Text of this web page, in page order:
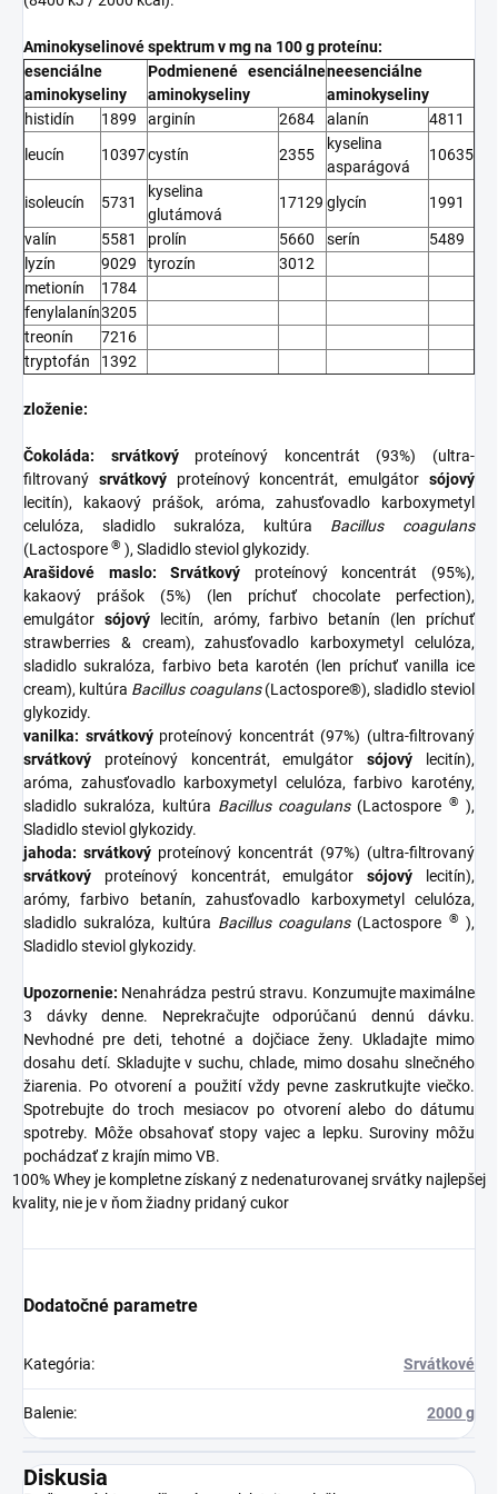
Aminokyselinové spektrum v mg na 100 g proteínu:
esenciálne
aminokyseliny
Podmienené esenciálne
aminokyseliny
neesenciálne
aminokyseliny
histidín
1899 arginín 2684 alanín
4811
leucín
10397cystín 2355
kyselina
asparágová
10635
isoleucín 5731
kyselina
glutámová
17129 glycín 1991
valín 5581 prolín 5660 serín
5489
lyzín
9029 tyrozín
3012
metionín
1784
fenylalanín3205
treonín
7216
tryptofán
1392
zloženie:
Čokoláda: srvátkový proteínový koncentrát (93%) (ultra-
filtrovaný srvátkový proteínový koncentrát, emulgátorsójový
lecitín), kakaový prášok, aróma, zahusťovadlo karboxymetyl
celulóza, sladidlo sukralóza, kultúra Bacillus coagulans
(Lactospore ® ), Sladidlo steviol glykozidy.
Arašidové maslo: Srvátkový proteínový koncentrát (95%),
kakaový prášok (5%) (len príchuť chocolate perfection),
emulgátor sójový
lecitín, arómy, farbivo betanín (len príchuť
strawberries & cream), zahusťovadlo karboxymetyl celulóza,
sladidlo sukralóza, farbivo beta karotén (len príchuť vanilla ice
cream), kultúra Bacillus coagulans(Lactospore®), sladidlo steviol
glykozidy.
vanilka: srvátkový proteínový koncentrát (97%) (ultra-filtrovaný
srvátkový proteínový koncentrát, emulgátorsójový
lecitín),
aróma, zahusťovadlo karboxymetyl celulóza, farbivo karotény,
sladidlo sukralóza, kultúra Bacillus coagulans (Lactospore ®),
Sladidlo steviol glykozidy.
jahoda: srvátkový proteínový koncentrát (97%) (ultra-filtrovaný
srvátkový proteínový koncentrát, emulgátorsójový
lecitín),
arómy, farbivo betanín, zahusťovadlo karboxymetyl celulóza,
sladidlo sukralóza, kultúra Bacillus coagulans (Lactospore ®),
Sladidlo steviol glykozidy.
Upozornenie: Nenahrádza pestrú stravu. Konzumujte maximálne
3 dávky denne. Neprekračujte odporúčanú dennú dávku.
Nevhodné pre deti, tehotné a dojčiace ženy. Ukladajte mimo
dosahu detí. Skladujte v suchu, chlade, mimo dosahu slnečného
žiarenia. Po otvorení a použití vždy pevne zaskrutkujte viečko.
Spotrebujte do troch mesiacov po otvorení alebo do dátumu
spotreby. Môže obsahovať stopy vajec a lepku. Suroviny môžu
pochádzať z krajín mimo VB.
100% Whey je kompletne získaný z nedenaturovanej srvátky najlepšej
kvality, nie je v ňom žiadny pridaný cukor
Dodatočné parametre
Kategória: Srvátkové
Balenie: 2000 g
Diskusia